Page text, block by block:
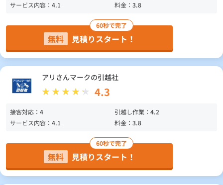
サービス内容： 4.1 料金： 3.8
60秒で完了
無料 見積りスタート！
アリさんマークの引越社
4.3
接客対応： 4 引越し作業： 4.2
サービス内容： 4.1 料金： 3.8
60秒で完了
無料 見積りスタート！